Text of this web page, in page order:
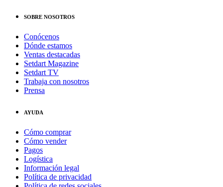
SOBRE NOSOTROS
Conócenos
Dónde estamos
Ventas destacadas
Setdart Magazine
Setdart TV
Trabaja con nosotros
Prensa
AYUDA
Cómo comprar
Cómo vender
Pagos
Logística
Información legal
Política de privacidad